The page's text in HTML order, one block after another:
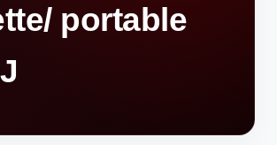
portable